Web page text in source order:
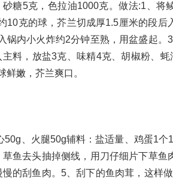
糖5克，色拉油1000克。做法:1、将
10克的球，芥兰切成厚1.5厘米的段后
内小火炸约2分钟至熟，用盆盛起。
料，放盐3克、味精4克、胡椒粉、
嫩，芥兰爽口。
、火腿50g辅料：盐适量、鸡蛋1个
鱼去头抽掉侧线，用刀仔细片下草鱼
的刮鱼肉。5、刮下的鱼肉茸，这样